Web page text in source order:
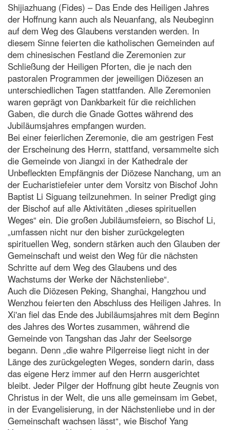
Shijiazhuang (Fides) – Das Ende des Heiligen Jahres
der Hoffnung kann auch als Neuanfang, als Neubeginn
auf dem Weg des Glaubens verstanden werden. In
diesem Sinne feierten die katholischen Gemeinden auf
dem chinesischen Festland die Zeremonien zur
Schließung der Heiligen Pforten, die je nach den
pastoralen Programmen der jeweiligen Diözesen an
unterschiedlichen Tagen stattfanden. Alle Zeremonien
waren geprägt von Dankbarkeit für die reichlichen
Gaben, die durch die Gnade Gottes während des
Jubiläumsjahres empfangen wurden.
Bei einer feierlichen Zeremonie, die am gestrigen Fest
der Erscheinung des Herrn, stattfand, versammelte sich
die Gemeinde von Jiangxi in der Kathedrale der
Unbefleckten Empfängnis der Diözese Nanchang, um an
der Eucharistiefeier unter dem Vorsitz von Bischof John
Baptist Li Siguang teilzunehmen. In seiner Predigt ging
der Bischof auf alle Aktivitäten „dieses spirituellen
Weges“ ein. Die großen Jubiläumsfeiern, so Bischof Li,
„umfassen nicht nur den bisher zurückgelegten
spirituellen Weg, sondern stärken auch den Glauben der
Gemeinschaft und weist den Weg für die nächsten
Schritte auf dem Weg des Glaubens und des
Wachstums der Werke der Nächstenliebe“.
Auch die Diözesen Peking, Shanghai, Hangzhou und
Wenzhou feierten den Abschluss des Heiligen Jahres. In
Xi'an fiel das Ende des Jubiläumsjahres mit dem Beginn
des Jahres des Wortes zusammen, während die
Gemeinde von Tangshan das Jahr der Seelsorge
begann. Denn „die wahre Pilgerreise liegt nicht in der
Länge des zurückgelegten Weges, sondern darin, dass
das eigene Herz immer auf den Herrn ausgerichtet
bleibt. Jeder Pilger der Hoffnung gibt heute Zeugnis von
Christus in der Welt, die uns alle gemeinsam im Gebet,
in der Evangelisierung, in der Nächstenliebe und in der
Gemeinschaft wachsen lässt“, wie Bischof Yang